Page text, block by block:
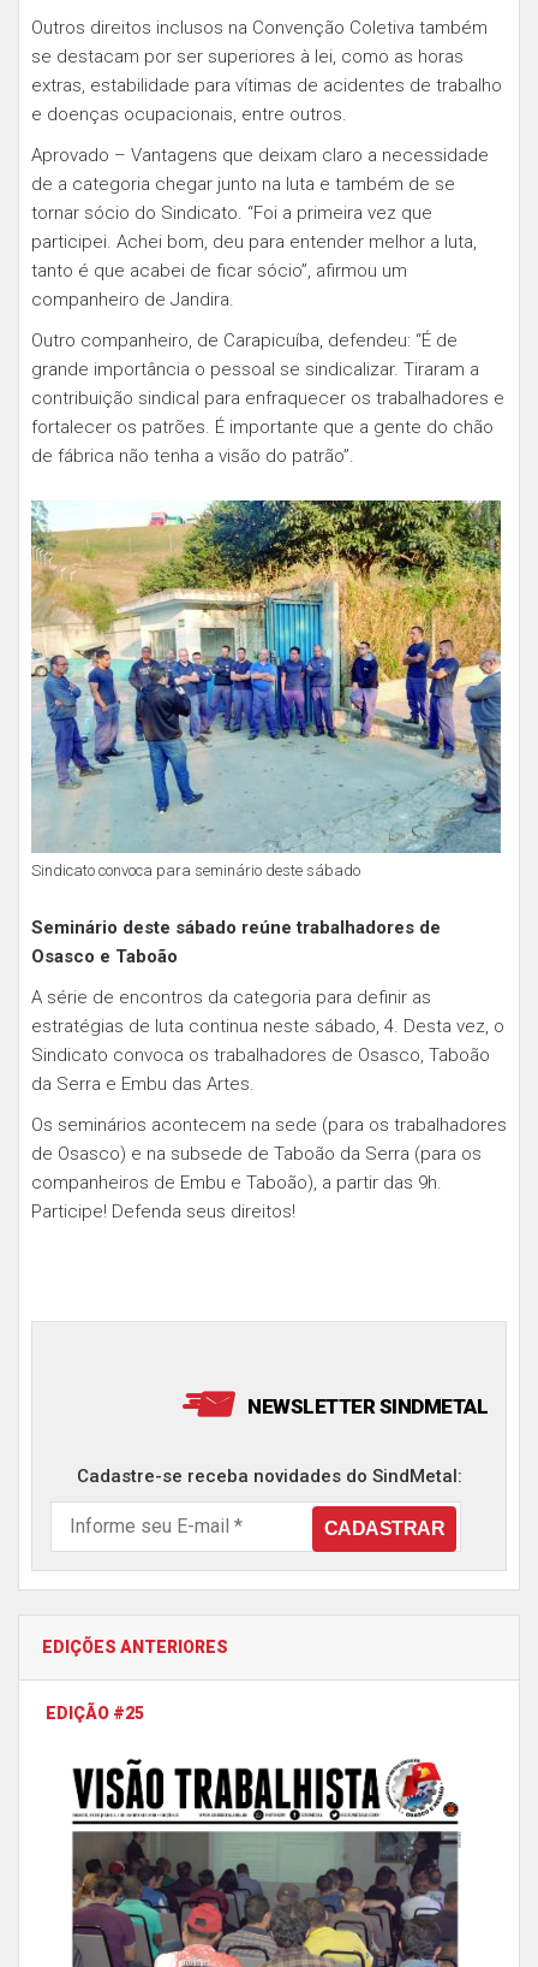
Outros direitos inclusos na Convenção Coletiva também
se destacam por ser superiores à lei, como as horas
extras, estabilidade para vítimas de acidentes de trabalho
e doenças ocupacionais, entre outros.
Aprovado – Vantagens que deixam claro a necessidade
de a categoria chegar junto na luta e também de se
tornar sócio do Sindicato. “Foi a primeira vez que
participei. Achei bom, deu para entender melhor a luta,
tanto é que acabei de ficar sócio”, afirmou um
companheiro de Jandira.
Outro companheiro, de Carapicuíba, defendeu: “É de
grande importância o pessoal se sindicalizar. Tiraram a
contribuição sindical para enfraquecer os trabalhadores e
fortalecer os patrões. É importante que a gente do chão
de fábrica não tenha a visão do patrão”.
Sindicato convoca para seminário deste sábado
Seminário deste sábado reúne trabalhadores de
Osasco e Taboão
A série de encontros da categoria para definir as
estratégias de luta continua neste sábado, 4. Desta vez, o
Sindicato convoca os trabalhadores de Osasco, Taboão
da Serra e Embu das Artes.
Os seminários acontecem na sede (para os trabalhadores
de Osasco) e na subsede de Taboão da Serra (para os
companheiros de Embu e Taboão), a partir das 9h.
Participe! Defenda seus direitos!
NEWSLETTER SINDMETAL
Cadastre-se receba novidades do SindMetal:
EDIÇÕES ANTERIORES
EDIÇÃO #25